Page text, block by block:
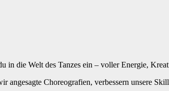
in die Welt des Tanzes ein – voller Energie,
Choreografien, verbessern unsere